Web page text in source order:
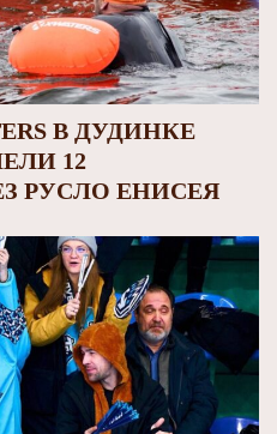
В ДУДИНКЕ
12
РУСЛО ЕНИСЕЯ